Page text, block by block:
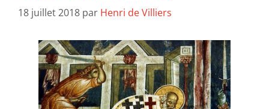
18 juillet 2018 par Henri de Villiers